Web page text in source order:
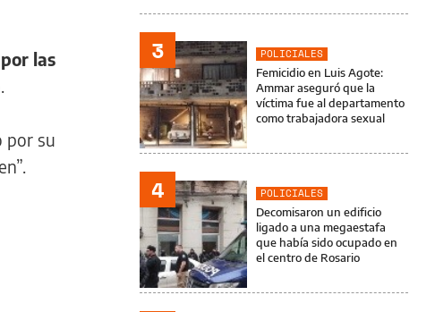
las
por su
3
POLICIALES
Femicidio en Luis Agote:
Ammar aseguró que la
víctima fue al departamento
como trabajadora sexual
4
POLICIALES
Decomisaron un edificio
ligado a una megaestafa
que había sido ocupado en
el centro de Rosario